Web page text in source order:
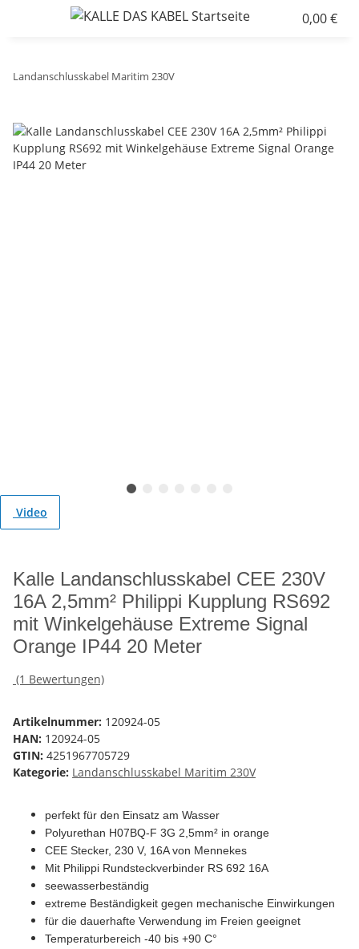
0,00 €
Landanschlusskabel Maritim 230V
Video
Kalle Landanschlusskabel CEE 230V
16A 2,5mm² Philippi Kupplung RS692
mit Winkelgehäuse Extreme Signal
Orange IP44 20 Meter
(1 Bewertungen)
Artikelnummer: 120924-05
HAN: 120924-05
GTIN: 4251967705729
Kategorie: Landanschlusskabel Maritim 230V
perfekt für den Einsatz am Wasser
Polyurethan H07BQ-F 3G 2,5mm² in orange
CEE Stecker, 230 V, 16A von Mennekes
Mit Philippi Rundsteckverbinder RS 692 16A
seewasserbeständig
extreme Beständigkeit gegen mechanische Einwirkungen
für die dauerhafte Verwendung im Freien geeignet
Temperaturbereich -40 bis +90 C°